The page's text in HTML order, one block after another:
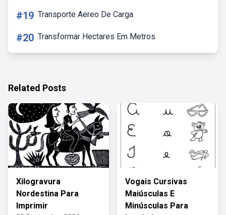
#19 Transporte Aereo De Carga
#20 Transformar Hectares Em Metros
Related Posts
Xilogravura
Nordestina Para
Imprimir
Vogais Cursivas
Maiúsculas E
Minúsculas Para